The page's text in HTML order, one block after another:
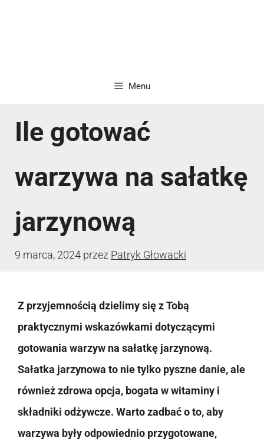
Menu
Ile gotować
warzywa na sałatkę
jarzynową
9 marca, 2024 przez Patryk Głowacki
Z przyjemnością dzielimy się z Tobą
praktycznymi wskazówkami dotyczącymi
gotowania warzyw na sałatkę jarzynową.
Sałatka jarzynowa to nie tylko pyszne danie, ale
również zdrowa opcja, bogata w witaminy i
składniki odżywcze. Warto zadbać o to, aby
warzywa były odpowiednio przygotowane,